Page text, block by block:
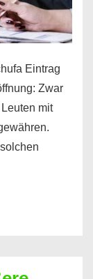
Eintrag
Zwar
mit